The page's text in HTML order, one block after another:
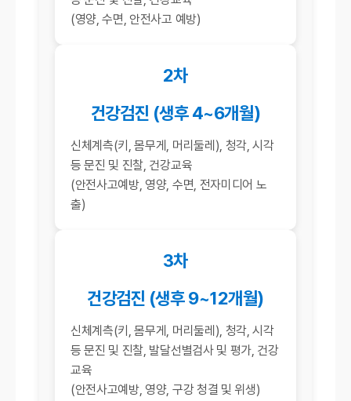
(영양, 수면, 안전사고 예방)
2차
건강검진 (생후 4~6개월)
신체계측(키, 몸무게, 머리둘레), 청각, 시각
등 문진 및 진찰, 건강교육
(안전사고예방, 영양, 수면, 전자미디어 노
출)
3차
건강검진 (생후 9~12개월)
신체계측(키, 몸무게, 머리둘레), 청각, 시각
등 문진 및 진찰, 발달선별검사 및 평가, 건강
교육
(안전사고예방, 영양, 구강 청결 및 위생)